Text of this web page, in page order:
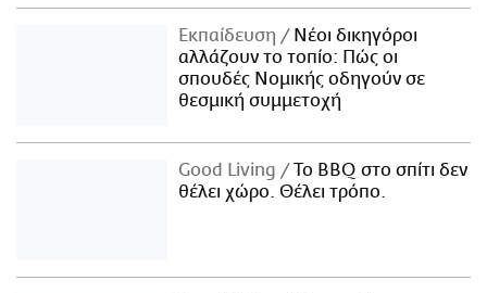
Εκπαίδευση
Νέοι δικηγόροι
αλλάζουν το τοπίο: Πώς οι
σπουδές Νομικής οδηγούν σε
θεσμική συμμετοχή
Good Living
Το BBQ στο σπίτι δεν
θέλει χώρο. Θέλει τρόπο.